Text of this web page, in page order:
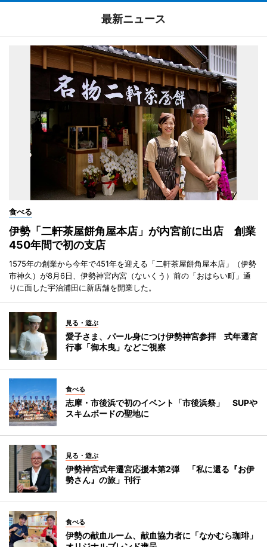
最新ニュース
食べる
伊勢「二軒茶屋餅角屋本店」が内宮前に出店 創業
450年間で初の支店
1575年の創業から今年で451年を迎える「二軒茶屋餅角屋本店」（伊勢
市神久）が8月6日、伊勢神宮内宮（ないくう）前の「おはらい町」通
りに面した宇治浦田に新店舗を開業した。
見る・遊ぶ
愛子さま、パール身につけ伊勢神宮参拝 式年遷宮
行事「御木曳」などご視察
食べる
志摩・市後浜で初のイベント「市後浜祭」 SUPや
スキムボードの聖地に
見る・遊ぶ
伊勢神宮式年遷宮応援本第2弾 「私に還る『お伊
勢さん』の旅」刊行
食べる
伊勢の献血ルーム、献血協力者に「なかむら珈琲」